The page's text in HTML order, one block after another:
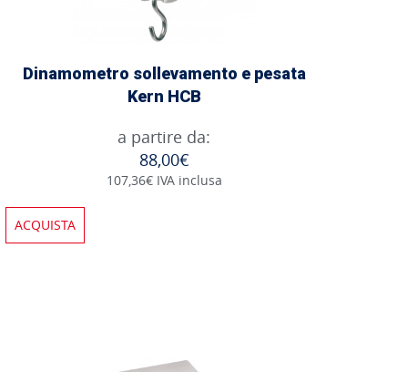
Dinamometro sollevamento e pesata
Kern HCB
a partire da:
88,00€
107,36€ IVA inclusa
ACQUISTA